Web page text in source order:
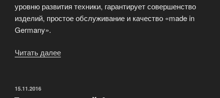
уровню развития техники, гарантирует совершенство
изделий, простое обслуживание и качество «made in
Germany».
Читать далее
ОПУБЛИКОВАНО
15.11.2016